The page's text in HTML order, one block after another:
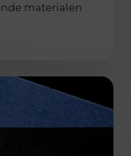
materialen